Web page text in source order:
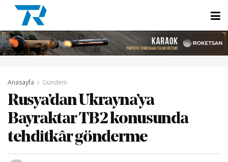
Anasayfa Gündem
Rusya’dan Ukrayna’ya
Bayraktar TB2 konusunda
tehditkâr gönderme